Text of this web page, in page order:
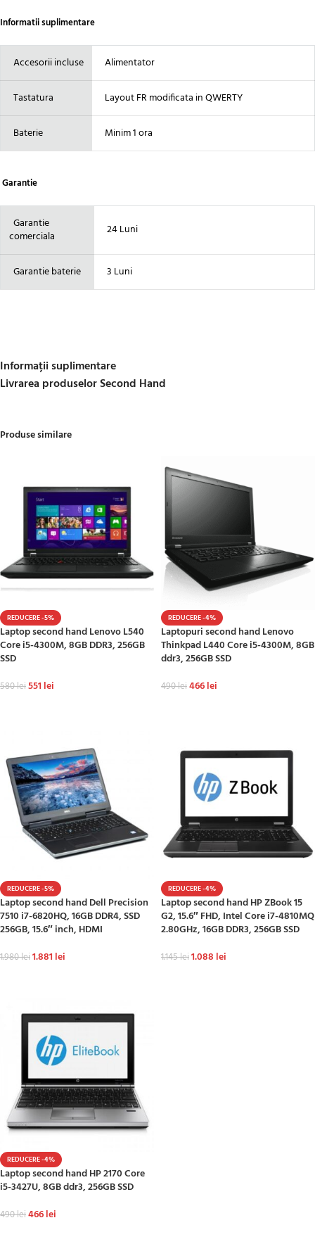
Informatii suplimentare
Accesorii incluse Alimentator
Tastatura Layout FR modificata in QWERTY
Baterie Minim 1 ora
Garantie
Garantie
comerciala
24 Luni
Garantie baterie 3 Luni
Informații suplimentare
Livrarea produselor Second Hand
Produse similare
REDUCERE -5%
Laptop second hand Lenovo L540
Core i5-4300M, 8GB DDR3, 256GB
SSD
580lei551 lei
REDUCERE -4%
Laptopuri second hand Lenovo
Thinkpad L440 Core i5-4300M, 8GB
ddr3, 256GB SSD
490lei466lei
REDUCERE -5%
Laptop second hand Dell Precision
7510 i7-6820HQ, 16GB DDR4, SSD
256GB, 15.6″ inch, HDMI
1.980lei1.881 lei
REDUCERE -4%
Laptop second hand HP ZBook 15
G2, 15.6″ FHD, Intel Core i7-4810MQ
2.80GHz, 16GB DDR3, 256GB SSD
1.145lei1.088 lei
REDUCERE -4%
Laptop second hand HP 2170 Core
i5-3427U, 8GB ddr3, 256GB SSD
490lei466lei